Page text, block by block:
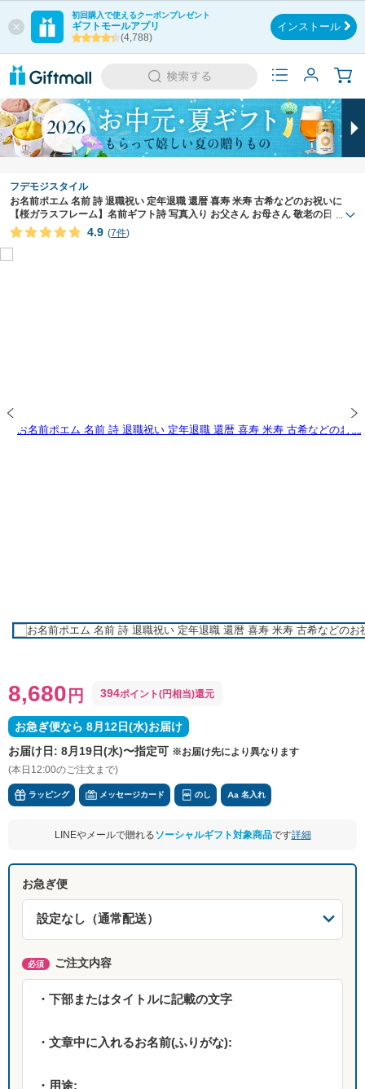
初回購入で使えるクーポンプレゼント
ギフトモールアプリ
(4,788)
インストール
フデモジスタイル
お名前ポエム 名前 詩 退職祝い 定年退職 還暦 喜寿 米寿 古希などのお祝いに
【桜ガラスフレーム】名前ギフト詩 写真入り お父さん お母さん 敬老の日 伝統
技術とガラスが織りなす光のハーモニー 1人用 1人下のお名前専用 ネーム
ポエム 名前の詩
4.9 (7件)
8,680 円 394ポイント(円相当)還元
お急ぎ便なら 8月12日(水)お届け
お届け日: 8月19日(水)〜指定可 ※お届け先により異なります
(本日12:00のご注文まで)
ラッピング メッセージカード のし 名入れ
LINEやメールで贈れるソーシャルギフト対象商品です詳細
お急ぎ便
必須 ご注文内容